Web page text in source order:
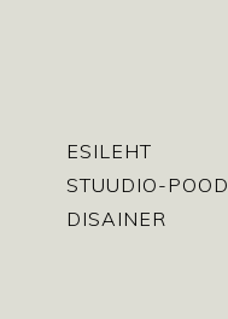
ESILEHT
STUUDIO-POOD
DISAINER